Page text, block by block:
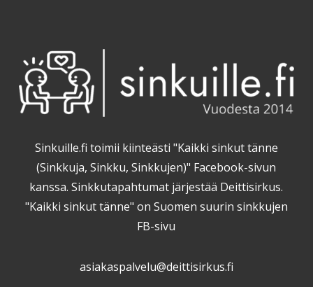
Sinkuille.fi toimii kiinteästi "Kaikki sinkut tänne
(Sinkkuja, Sinkku, Sinkkujen)" Facebook-sivun
kanssa. Sinkkutapahtumat järjestää Deittisirkus.
"Kaikki sinkut tänne" on Suomen suurin sinkkujen
FB-sivu
asiakaspalvelu@deittisirkus.fi